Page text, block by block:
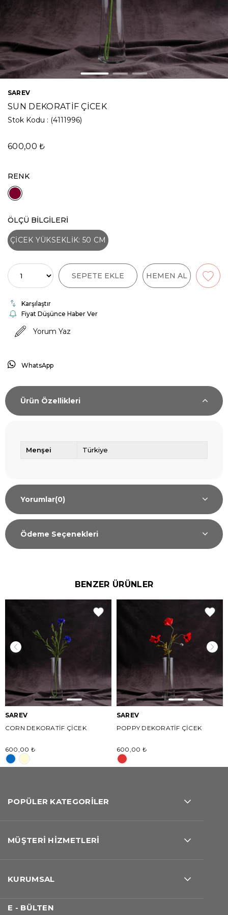
SAREV
SUN DEKORATİF ÇİCEK
Stok Kodu (4111996)
600,00 ₺
RENK
ÖLÇÜ BİLGİLERİ
ÇİCEK YÜKSEKLİK: 50 CM
Karşılaştır
Fiyat Düşünce Haber Ver
Yorum Yaz
WhatsApp
Ürün Özellikleri
Menşei Türkiye
Yorumlar(0)
Ödeme Seçenekleri
BENZER ÜRÜNLER
SAREV
CORN DEKORATİF ÇİCEK
600,00 ₺
SAREV
POPPY DEKORATİF ÇİCEK
600,00 ₺
POPÜLER KATEGORİLER
MÜŞTERİ HİZMETLERİ
KURUMSAL
E - BÜLTEN